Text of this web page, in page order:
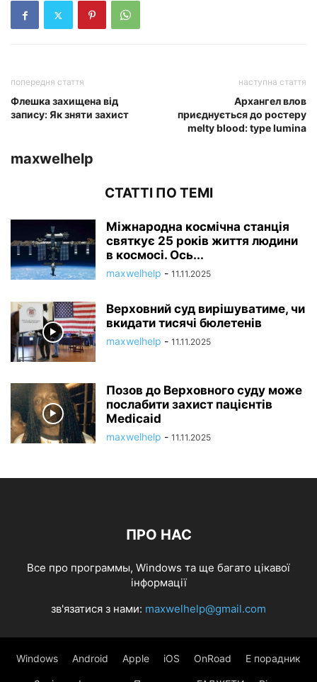
попередня стаття
Флешка захищена від
запису: Як зняти захист
наступна стаття
Архангел влов
приєднується до ростеру
melty blood: type lumina
maxwelhelp
СТАТТІ ПО ТЕМІ
Міжнародна космічна станція
святкує 25 років життя людини
в космосі. Ось...
maxwelhelp - 11.11.2025
Верховний суд вирішуватиме, чи
вкидати тисячі бюлетенів
maxwelhelp - 11.11.2025
Позов до Верховного суду може
послабити захист пацієнтів
Medicaid
maxwelhelp - 11.11.2025
ПРО НАС
Все про программы, Windows та ще багато цікавої
інформації
зв'язатися з нами: maxwelhelp@gmail.com
Windows Android Apple iOS OnRoad Е порадник